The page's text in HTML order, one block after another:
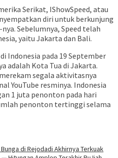
Serikat, IShowSpeed, atau
diri untuk berkunjung
Sebelumnya, Speed telah
yaitu Jakarta dan Bali.
Indonesia pada 19 September
adalah Kota Tua di Jakarta.
segala aktivitasnya
YouTube resminya. Indonesia
1 juta penonton pada hari
penonton tertinggi selama
di Rejodadi Akhirnya Terkuak